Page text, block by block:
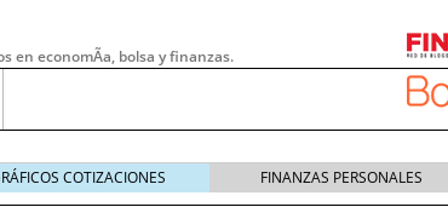
en economÃ­a, bolsa y finanzas.
COTIZACIONES FINANZAS PERSONALES